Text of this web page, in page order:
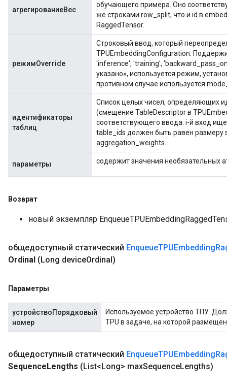
агрегированиеВес
обучающего примера. Оно
же строками row_split, что и id в
RaggedTensor.
режимOverride
Строковый ввод, который
TPUEmbeddingConfiguration.
'inference', 'training',
указано», используется режим,
противном случае используется
идентификаторы
таблиц
Список целых чисел, определяющих
(смещение TableDescriptor в
соответствующего ввода. i-й вход
table_ids должен быть равен размеру
aggregation_weights.
параметры содержит значения необязательных
Возврат
новый экземпляр
общедоступный статический EnqueueTPUEmbedding
Ordinal (Long deviceOrdinal)
Параметры
устройствоПорядковый
номер
Используемое устройство ТПУ.
TPU в задаче, на которой
общедоступный статический EnqueueTPUEmbedding
SequenceLengths (List<Long> maxSequenceLengths)